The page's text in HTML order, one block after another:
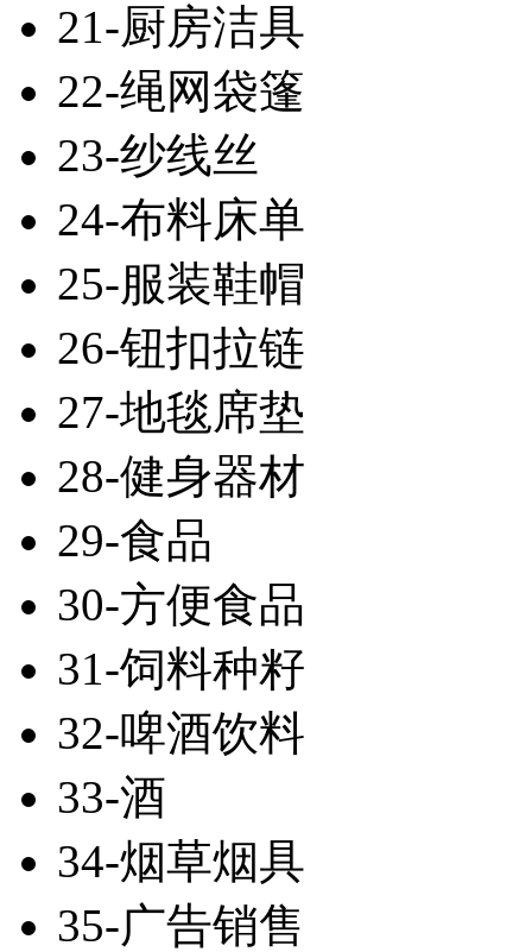
21-厨房洁具
22-绳网袋篷
23-纱线丝
24-布料床单
25-服装鞋帽
26-钮扣拉链
27-地毯席垫
28-健身器材
29-食品
30-方便食品
31-饲料种籽
32-啤酒饮料
33-酒
34-烟草烟具
35-广告销售